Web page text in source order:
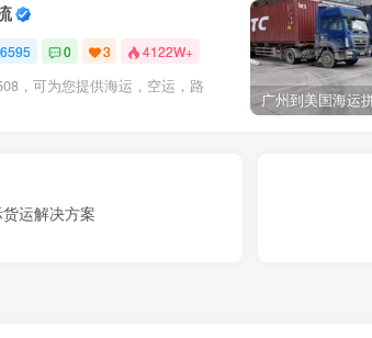
6595 0 3 4122W+
，可为您提供海运，空运，路
运解决方案